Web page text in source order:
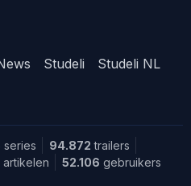
Studeli Studeli NL
series 94.872 trailers
artikelen 52.106 gebruikers